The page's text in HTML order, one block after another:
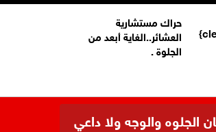
حراك مستشارية
العشائر..الغاية أبعد من
الجلوة .
الجلوه والوجه ولا داعي